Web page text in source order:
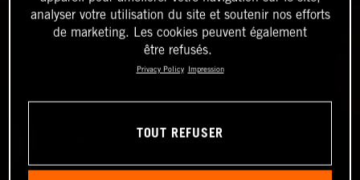
analyser votre utilisation du site et soutenir nos efforts
de marketing. Les cookies peuvent également
être refusés.
Privacy Policy Impression
TOUT REFUSER